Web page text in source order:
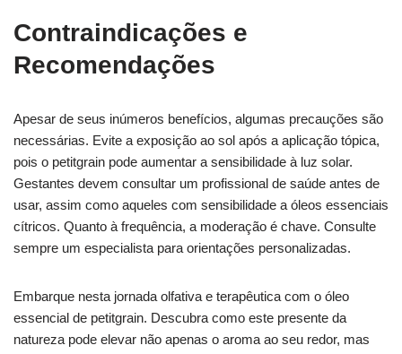
Contraindicações e
Recomendações
Apesar de seus inúmeros benefícios, algumas precauções são
necessárias. Evite a exposição ao sol após a aplicação tópica,
pois o petitgrain pode aumentar a sensibilidade à luz solar.
Gestantes devem consultar um profissional de saúde antes de
usar, assim como aqueles com sensibilidade a óleos essenciais
cítricos. Quanto à frequência, a moderação é chave. Consulte
sempre um especialista para orientações personalizadas.
Embarque nesta jornada olfativa e terapêutica com o óleo
essencial de petitgrain. Descubra como este presente da
natureza pode elevar não apenas o aroma ao seu redor, mas